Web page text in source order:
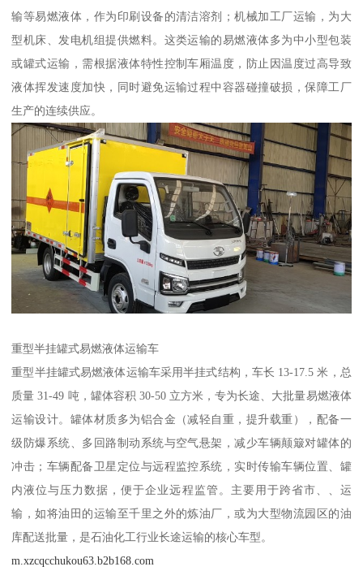
输等易燃液体，作为印刷设备的清洁溶剂；机械加工厂运输，为大
型机床、发电机组提供燃料。这类运输的易燃液体多为中小型包装
或罐式运输，需根据液体特性控制车厢温度，防止因温度过高导致
液体挥发速度加快，同时避免运输过程中容器碰撞破损，保障工厂
生产的连续供应。​
重型半挂罐式易燃液体运输车​
重型半挂罐式易燃液体运输车采用半挂式结构，车长 13-17.5 米，总
质量 31-49 吨，罐体容积 30-50 立方米，专为长途、大批量易燃液体
运输设计。罐体材质多为铝合金（减轻自重，提升载重），配备一
级防爆系统、多回路制动系统与空气悬架，减少车辆颠簸对罐体的
冲击；车辆配备卫星定位与远程监控系统，实时传输车辆位置、罐
内液位与压力数据，便于企业远程监管。主要用于跨省市、、运
输，如将油田的运输至千里之外的炼油厂，或为大型物流园区的油
库配送批量，是石油化工行业长途运输的核心车型。​
m.xzcqcchukou63.b2b168.com